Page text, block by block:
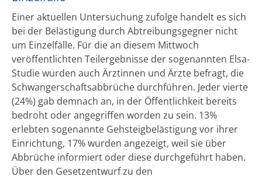
Einer aktuellen Untersuchung zufolge handelt es sich
bei der Belästigung durch Abtreibungsgegner nicht
um Einzelfälle. Für die an diesem Mittwoch
veröffentlichten Teilergebnisse der sogenannten Elsa-
Studie wurden auch Ärztinnen und Ärzte befragt, die
Schwangerschaftsabbrüche durchführen. Jeder vierte
(24%) gab demnach an, in der Öffentlichkeit bereits
bedroht oder angegriffen worden zu sein. 13%
erlebten sogenannte Gehsteigbelästigung vor ihrer
Einrichtung, 17% wurden angezeigt, weil sie über
Abbrüche informiert oder diese durchgeführt haben.
Über den Gesetzentwurf zu den